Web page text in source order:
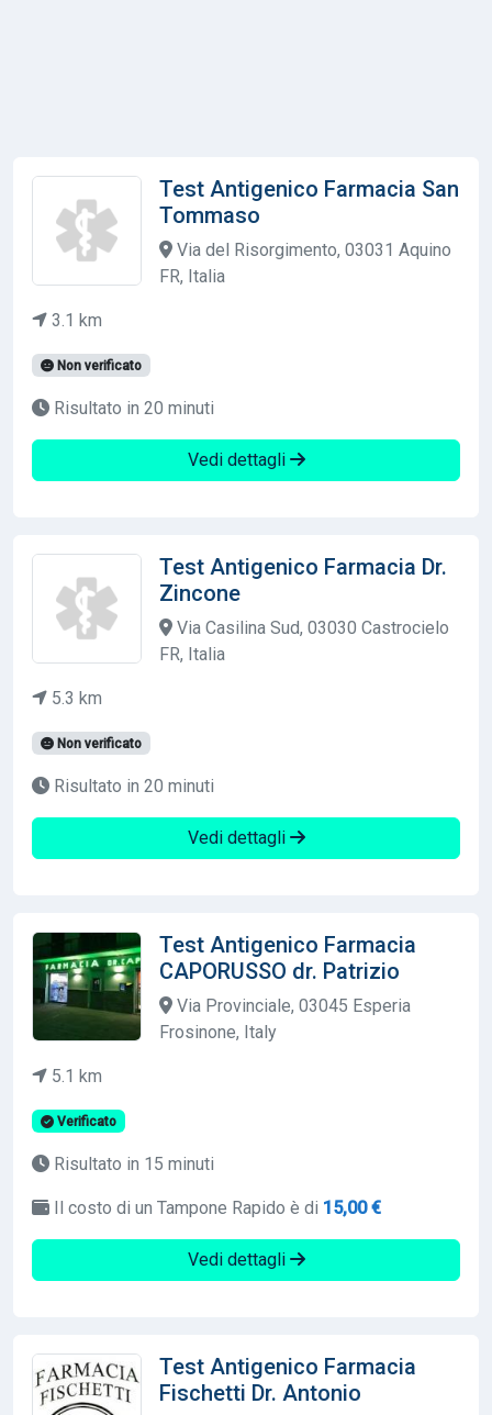
Test Antigenico Farmacia San
Tommaso
Via del Risorgimento, 03031 Aquino
FR, Italia
3.1 km
Non verificato
Risultato in 20 minuti
Vedi dettagli
Test Antigenico Farmacia Dr.
Zincone
Via Casilina Sud, 03030 Castrocielo
FR, Italia
5.3 km
Non verificato
Risultato in 20 minuti
Vedi dettagli
Test Antigenico Farmacia
CAPORUSSO dr. Patrizio
Via Provinciale, 03045 Esperia
Frosinone, Italy
5.1 km
Verificato
Risultato in 15 minuti
Il costo di un Tampone Rapido è di 15,00 €
Vedi dettagli
Test Antigenico Farmacia
Fischetti Dr. Antonio